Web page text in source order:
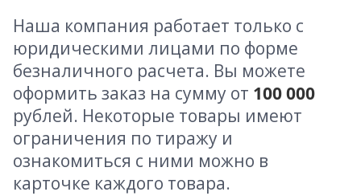
Наша компания работает только с
юридическими лицами по форме
безналичного расчета. Вы можете
оформить заказ на сумму от 100 000
рублей. Некоторые товары имеют
ограничения по тиражу и
ознакомиться с ними можно в
карточке каждого товара.